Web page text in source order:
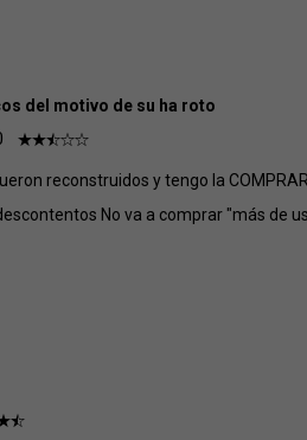
del motivo de su ha roto
reconstruidos y tengo la
No va a comprar "más de